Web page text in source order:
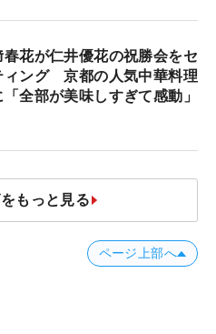
春花が仁井優花の祝勝会をセ
ィング 京都の人気中華料理
「全部が美味しすぎて感動」
もっと見る
ページ上部へ